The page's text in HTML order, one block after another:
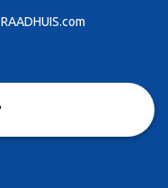
RAADHUIS.com